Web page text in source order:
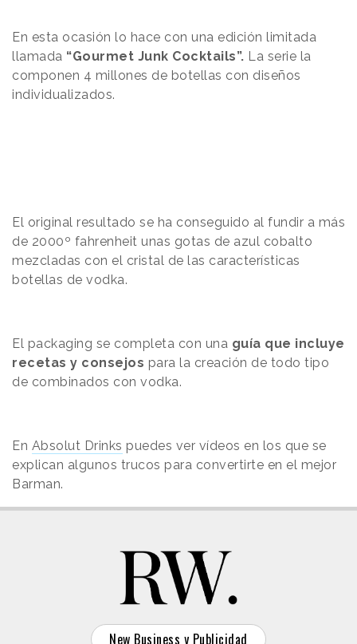
En esta ocasión lo hace con una edición limitada
llamada “Gourmet Junk Cocktails”. La serie la
componen 4 millones de botellas con diseños
individualizados.
El original resultado se ha conseguido al fundir a más
de 2000º fahrenheit unas gotas de azul cobalto
mezcladas con el cristal de las características
botellas de vodka.
El packaging se completa con una guía que incluye
recetas y consejos para la creación de todo tipo
de combinados con vodka.
En Absolut Drinks puedes ver vídeos en los que se
explican algunos trucos para convertirte en el mejor
Barman.
New Business y Publicidad